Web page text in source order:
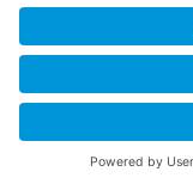
Datenschutzerklärung
Kontakt
© 2026 Kästner
Datenschutzerklärung|